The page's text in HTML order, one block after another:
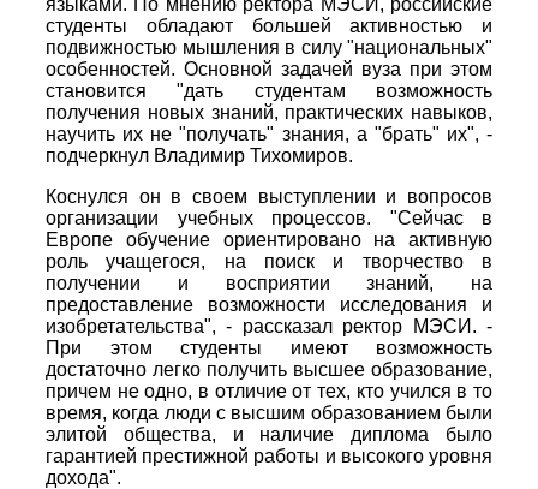
языками. По мнению ректора МЭСИ, российские
студенты обладают большей активностью и
подвижностью мышления в силу "национальных"
особенностей. Основной задачей вуза при этом
становится "дать студентам возможность
получения новых знаний, практических навыков,
научить их не "получать" знания, а "брать" их", -
подчеркнул Владимир Тихомиров.
Коснулся он в своем выступлении и вопросов
организации учебных процессов. "Сейчас в
Европе обучение ориентировано на активную
роль учащегося, на поиск и творчество в
получении и восприятии знаний, на
предоставление возможности исследования и
изобретательства", - рассказал ректор МЭСИ. -
При этом студенты имеют возможность
достаточно легко получить высшее образование,
причем не одно, в отличие от тех, кто учился в то
время, когда люди с высшим образованием были
элитой общества, и наличие диплома было
гарантией престижной работы и высокого уровня
дохода".